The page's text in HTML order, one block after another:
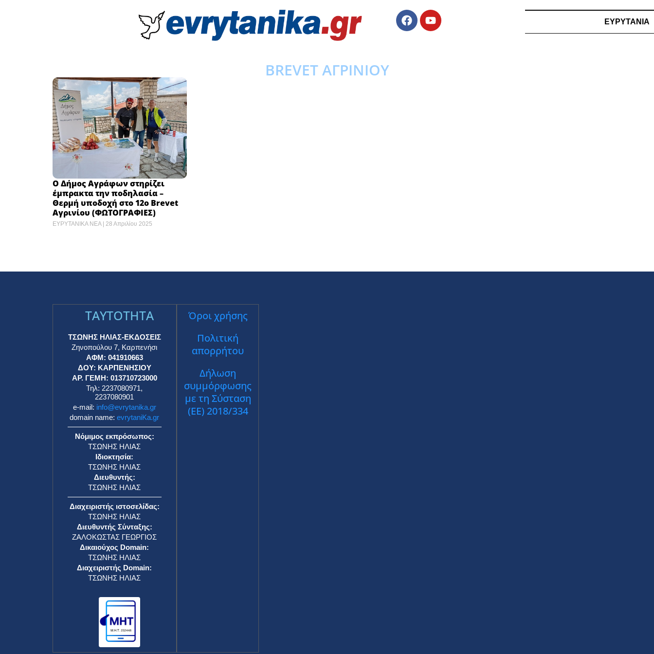
ΕΥΡΥΤΑΝΙΑ
BREVET ΑΓΡΙΝΙΟΥ
Ο Δήμος Αγράφων στηρίζει
έμπρακτα την ποδηλασία –
Θερμή υποδοχή στο 12ο Brevet
Αγρινίου (ΦΩΤΟΓΡΑΦΙΕΣ)
ΕΥΡΥΤΑΝΙΚΑ ΝΕΑ 28 Απριλίου 2025
TAYTOTHTA
ΤΣΩΝΗΣ ΗΛΙΑΣ-ΕΚΔΟΣΕΙΣ
Ζηνοπούλου 7, Καρπενήσι
ΑΦΜ: 041910663
ΔΟΥ: ΚΑΡΠΕΝΗΣΙΟΥ
ΑΡ. ΓΕΜΗ: 013710723000
Τηλ: 2237080971,
2237080901
e-mail: info@evrytanika.gr
domain name:evrytaniKa.gr
Νόμιμος εκπρόσωπος:
ΤΣΩΝΗΣ ΗΛΙΑΣ
Ιδιοκτησία:
ΤΣΩΝΗΣ ΗΛΙΑΣ
Διευθυντής:
ΤΣΩΝΗΣ ΗΛΙΑΣ
Διαχειριστής ιστοσελίδας:
ΤΣΩΝΗΣ ΗΛΙΑΣ
Διευθυντής Σύνταξης:
ΖΑΛΟΚΩΣΤΑΣ ΓΕΩΡΓΙΟΣ
Δικαιούχος Domain:
ΤΣΩΝΗΣ ΗΛΙΑΣ
Διαχειριστής Domain:
ΤΣΩΝΗΣ ΗΛΙΑΣ
Όροι χρήσης
Πολιτική
απορρήτου
Δήλωση
συμμόρφωσης
με τη Σύσταση
(ΕΕ) 2018/334